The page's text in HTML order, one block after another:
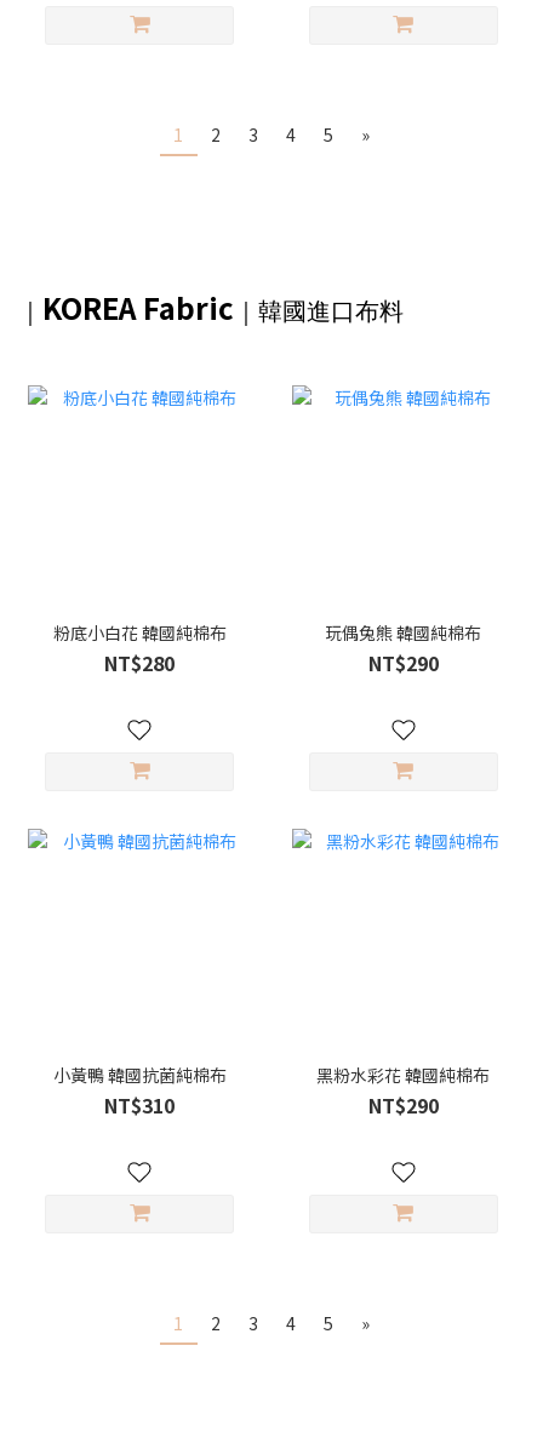
1 2 3 4 5 »
｜ KOREA Fabric ｜韓國進口布料
粉底小白花 韓國純棉布
NT$280
玩偶兔熊 韓國純棉布
NT$290
小黃鴨 韓國抗菌純棉布
NT$310
黑粉水彩花 韓國純棉布
NT$290
1 2 3 4 5 »